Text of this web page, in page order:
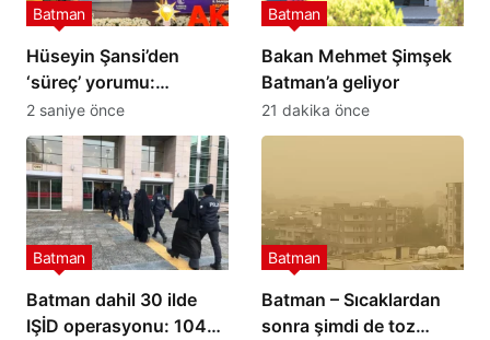
Hüseyin Şansi’den
‘süreç’ yorumu:
Bölgemizin geleceği
açısından önemli bir
adım
Batman
2 saniye önce
Bakan Mehmet Şimşek
Batman’a geliyor
Batman
21 dakika önce
Batman dahil 30 ilde
IŞİD operasyonu: 104
Batman
Batman – Sıcaklardan
sonra şimdi de toz
Batman